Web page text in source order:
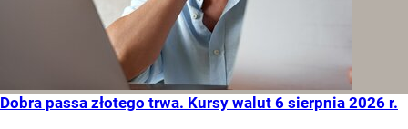
Dobra passa złotego trwa. Kursy walut 6 sierpnia 2026 r.